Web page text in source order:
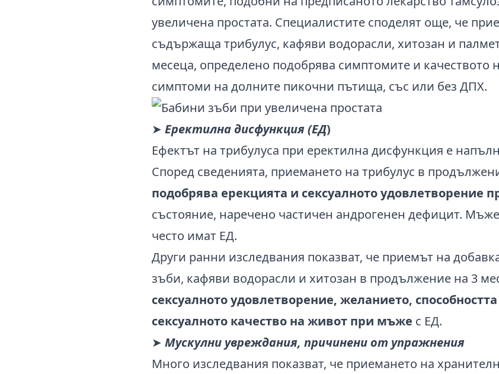
увеличена простата. Специалистите споделят още, че
съдържаща трибулус, кафяви водорасли, хитозан и
месеца, определено подобрява симптомите и
симптоми на долните пикочни пътища, със или без ДПХ.
➤ Еректилна дисфункция (ЕД)
Ефектът на трибулуса при еректилна дисфункция е
Според сведенията, приемането на трибулус в
подобрява ерекцията и сексуалното удовлетворение
състояние, наречено частичен андрогенен дефицит.
често имат ЕД.
Други ранни изследвания показват, че приемът на
зъби, кафяви водорасли и хитозан в продължение на 3
сексуалното удовлетворение, желанието,
сексуалното качество на живот при мъже с ЕД.
➤ Мускулни увреждания, причинени от упражнения
Много изследвания показват, че приемането на